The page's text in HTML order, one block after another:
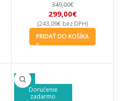
349,00€
299,00€
(243,09€ bez DPH)
PRIDAŤ DO KOŠÍKA
-16%
Doručenie
zadarmo